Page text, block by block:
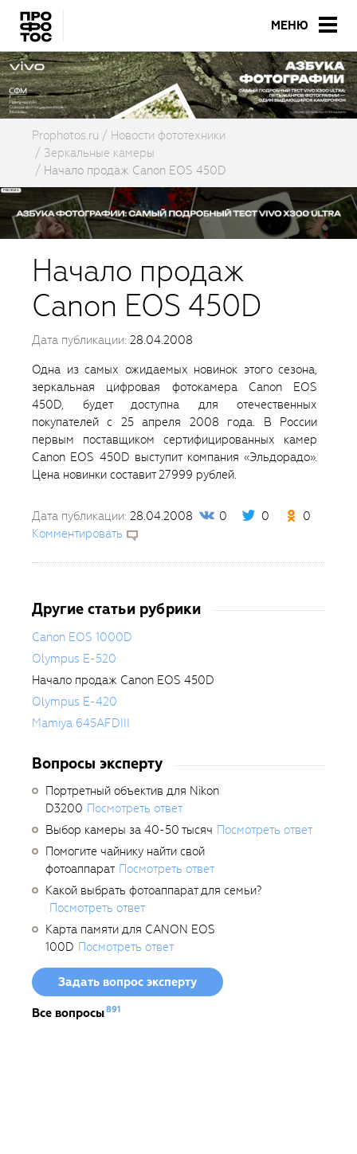
МЕНЮ
Prophotos.ru
Новости фототехники
Зеркальные камеры
Начало продаж Canon EOS 450D
Начало продаж
Canon EOS 450D
Дата публикации: 28.04.2008
Одна из самых ожидаемых новинок этого сезона,
зеркальная цифровая фотокамера Canon EOS
450D, будет доступна для отечественных
покупателей с 25 апреля 2008 года. В России
первым поставщиком сертифицированных камер
Canon EOS 450D выступит компания «Эльдорадо».
Цена новинки составит 27999 рублей.
Дата публикации: 28.04.2008 0 0
0
Комментировать
Другие статьи рубрики
Canon EOS 1000D
Olympus E-520
Начало продаж Canon EOS 450D
Olympus E-420
Mamiya 645AFDIII
Вопросы эксперту
Портретный объектив для Nikon
D3200 Посмотреть ответ
Выбор камеры за 40-50 тысяч Посмотреть ответ
Помогите чайнику найти свой
фотоаппарат Посмотреть ответ
Какой выбрать фотоаппарат для семьи?
Посмотреть ответ
Карта памяти для CANON EOS
100D Посмотреть ответ
Задать вопрос эксперту
Все вопросы891